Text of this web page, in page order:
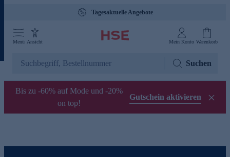
Tagesaktuelle Angebote
Menü Ansicht Mein Konto Warenkorb
Suchen
Bis zu -60% auf Mode und -20%
on top!
Gutschein aktivieren